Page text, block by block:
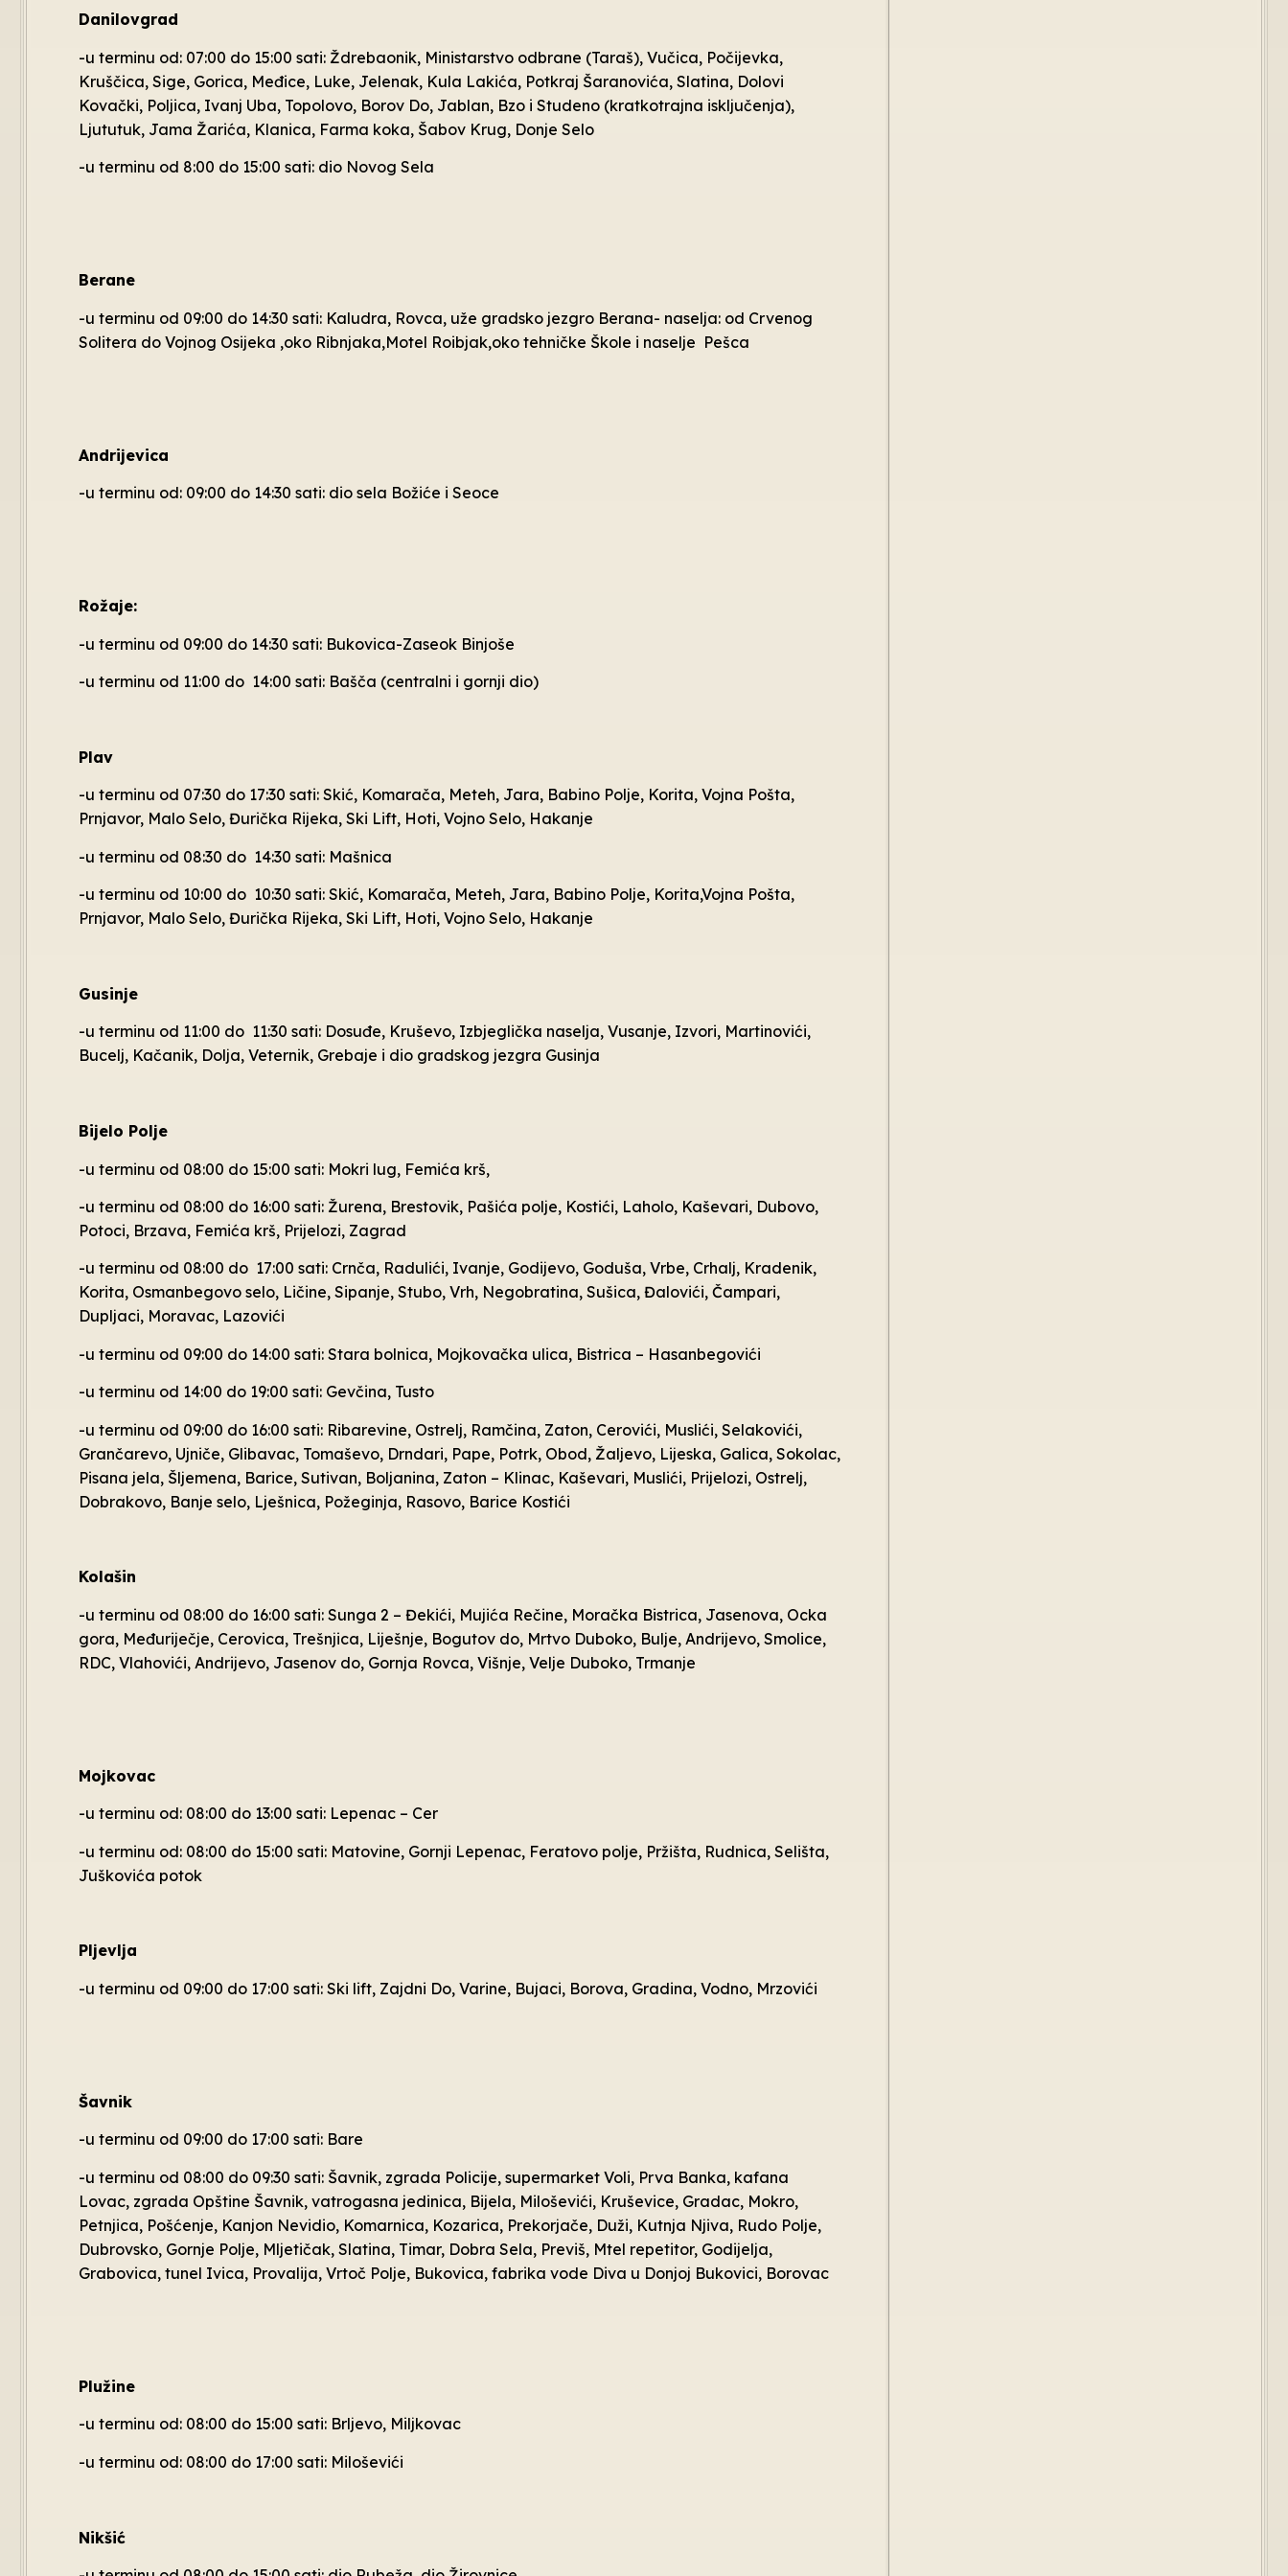
Danilovgrad
-u terminu od: 07:00 do 15:00 sati: Ždrebaonik, Ministarstvo odbrane (Taraš), Vučica, Počijevka,
Kruščica, Sige, Gorica, Međice, Luke, Jelenak, Kula Lakića, Potkraj Šaranovića, Slatina, Dolovi
Kovački, Poljica, Ivanj Uba, Topolovo, Borov Do, Jablan, Bzo i Studeno (kratkotrajna isključenja),
Ljututuk, Jama Žarića, Klanica, Farma koka, Šabov Krug, Donje Selo
-u terminu od 8:00 do 15:00 sati: dio Novog Sela
Berane
-u terminu od 09:00 do 14:30 sati: Kaludra, Rovca, uže gradsko jezgro Berana- naselja: od Crvenog
Solitera do Vojnog Osijeka ,oko Ribnjaka,Motel Roibjak,oko tehničke Škole i naselje Pešca
Andrijevica
-u terminu od: 09:00 do 14:30 sati: dio sela Božiće i Seoce
Rožaje:
-u terminu od 09:00 do 14:30 sati: Bukovica-Zaseok Binjoše
-u terminu od 11:00 do 14:00 sati: Bašča (centralni i gornji dio)
Plav
-u terminu od 07:30 do 17:30 sati: Skić, Komarača, Meteh, Jara, Babino Polje, Korita, Vojna Pošta,
Prnjavor, Malo Selo, Đurička Rijeka, Ski Lift, Hoti, Vojno Selo, Hakanje
-u terminu od 08:30 do 14:30 sati: Mašnica
-u terminu od 10:00 do 10:30 sati: Skić, Komarača, Meteh, Jara, Babino Polje, Korita,Vojna Pošta,
Prnjavor, Malo Selo, Đurička Rijeka, Ski Lift, Hoti, Vojno Selo, Hakanje
Gusinje
-u terminu od 11:00 do 11:30 sati: Dosuđe, Kruševo, Izbjeglička naselja, Vusanje, Izvori, Martinovići,
Bucelj, Kačanik, Dolja, Veternik, Grebaje i dio gradskog jezgra Gusinja
Bijelo Polje
-u terminu od 08:00 do 15:00 sati: Mokri lug, Femića krš,
-u terminu od 08:00 do 16:00 sati: Žurena, Brestovik, Pašića polje, Kostići, Laholo, Kaševari, Dubovo,
Potoci, Brzava, Femića krš, Prijelozi, Zagrad
-u terminu od 08:00 do 17:00 sati: Crnča, Radulići, Ivanje, Godijevo, Goduša, Vrbe, Crhalj, Kradenik,
Korita, Osmanbegovo selo, Ličine, Sipanje, Stubo, Vrh, Negobratina, Sušica, Đalovići, Čampari,
Dupljaci, Moravac, Lazovići
-u terminu od 09:00 do 14:00 sati: Stara bolnica, Mojkovačka ulica, Bistrica – Hasanbegovići
-u terminu od 14:00 do 19:00 sati: Gevčina, Tusto
-u terminu od 09:00 do 16:00 sati: Ribarevine, Ostrelj, Ramčina, Zaton, Cerovići, Muslići, Selakovići,
Grančarevo, Ujniče, Glibavac, Tomaševo, Drndari, Pape, Potrk, Obod, Žaljevo, Lijeska, Galica, Sokolac,
Pisana jela, Šljemena, Barice, Sutivan, Boljanina, Zaton – Klinac, Kaševari, Muslići, Prijelozi, Ostrelj,
Dobrakovo, Banje selo, Lješnica, Požeginja, Rasovo, Barice Kostići
Kolašin
-u terminu od 08:00 do 16:00 sati: Sunga 2 – Đekići, Mujića Rečine, Moračka Bistrica, Jasenova, Ocka
gora, Međuriječje, Cerovica, Trešnjica, Liješnje, Bogutov do, Mrtvo Duboko, Bulje, Andrijevo, Smolice,
RDC, Vlahovići, Andrijevo, Jasenov do, Gornja Rovca, Višnje, Velje Duboko, Trmanje
Mojkovac
-u terminu od: 08:00 do 13:00 sati: Lepenac – Cer
-u terminu od: 08:00 do 15:00 sati: Matovine, Gornji Lepenac, Feratovo polje, Pržišta, Rudnica, Selišta,
Juškovića potok
Pljevlja
-u terminu od 09:00 do 17:00 sati: Ski lift, Zajdni Do, Varine, Bujaci, Borova, Gradina, Vodno, Mrzovići
Šavnik
-u terminu od 09:00 do 17:00 sati: Bare
-u terminu od 08:00 do 09:30 sati: Šavnik, zgrada Policije, supermarket Voli, Prva Banka, kafana
Lovac, zgrada Opštine Šavnik, vatrogasna jedinica, Bijela, Miloševići, Kruševice, Gradac, Mokro,
Petnjica, Pošćenje, Kanjon Nevidio, Komarnica, Kozarica, Prekorjače, Duži, Kutnja Njiva, Rudo Polje,
Dubrovsko, Gornje Polje, Mljetičak, Slatina, Timar, Dobra Sela, Previš, Mtel repetitor, Godijelja,
Grabovica, tunel Ivica, Provalija, Vrtoč Polje, Bukovica, fabrika vode Diva u Donjoj Bukovici, Borovac
Plužine
-u terminu od: 08:00 do 15:00 sati: Brljevo, Miljkovac
-u terminu od: 08:00 do 17:00 sati: Miloševići
Nikšić